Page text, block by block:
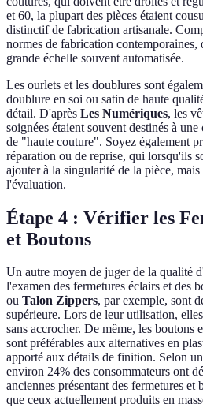
et 60, la plupart des pièces étaient
distinctif de fabrication artisanale.
normes de fabrication
grande échelle souvent automatisée.
Les ourlets et les doublures sont
doublure en soi ou satin de haute
détail. D'après Les Numériques, les
soignées étaient souvent destinés à
de "haute couture". Soyez également
réparation ou de reprise, qui lorsqu'ils
ajouter à la singularité de la pièce,
l'évaluation.
Étape 4 : Vérifier les
et Boutons
Un autre moyen de juger de la qualité
l'examen des fermetures éclairs et des
ou Talon Zippers, par exemple, sont
supérieure. Lors de leur utilisation,
sans accrocher. De même, les boutons
sont préférables aux alternatives en
apporté aux détails de finition. Selon
environ 24% des consommateurs ont
anciennes présentant des fermetures
que ceux actuellement produits en